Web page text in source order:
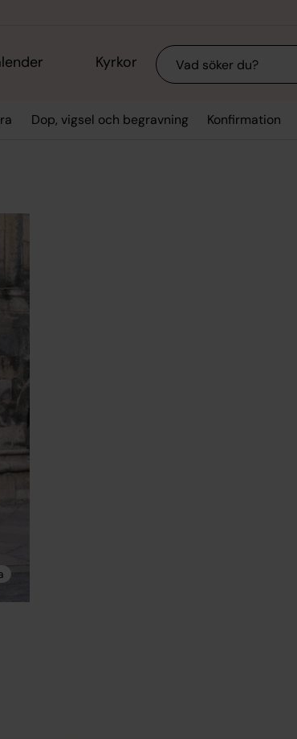
Kyrkor Sök
Dop, vigsel och begravning Konfirmation